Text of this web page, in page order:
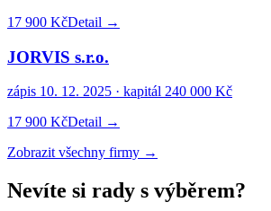
17 900 KčDetail →
JORVIS s.r.o.
zápis 10. 12. 2025 · kapitál 240 000 Kč
17 900 KčDetail →
Zobrazit všechny firmy →
Nevíte si rady s výběrem?